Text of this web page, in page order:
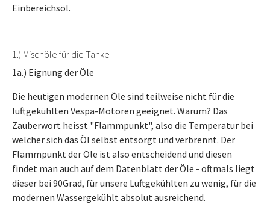
Einbereichsöl.
1.) Mischöle für die Tanke
1a.) Eignung der Öle
Die heutigen modernen Öle sind teilweise nicht für die
luftgekühlten Vespa-Motoren geeignet. Warum? Das
Zauberwort heisst "Flammpunkt", also die Temperatur bei
welcher sich das Öl selbst entsorgt und verbrennt. Der
Flammpunkt der Öle ist also entscheidend und diesen
findet man auch auf dem Datenblatt der Öle - oftmals liegt
dieser bei 90Grad, für unsere Luftgekühlten zu wenig, für die
modernen Wassergekühlt absolut ausreichend.